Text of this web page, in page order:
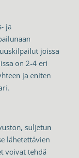
ja
joissa
on 2-4 eri
ja eniten
suljetun
lähetettävien
voivat tehdä